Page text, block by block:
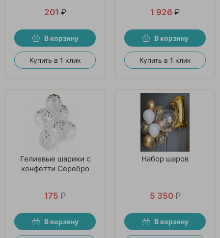
201 ₽
В корзину
Купить в 1 клик
1 926 ₽
В корзину
Купить в 1 клик
Гелиевые шарики с
конфетти Серебро
175 ₽
В корзину
Набор шаров
5 350 ₽
В корзину